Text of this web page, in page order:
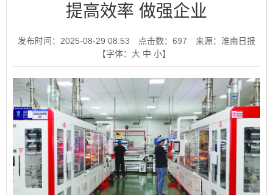
提高效率 做强企业
发布时间：2025-08-29 08:53 点击数： 697
来源：淮南日报
【字体： 大 中 小】